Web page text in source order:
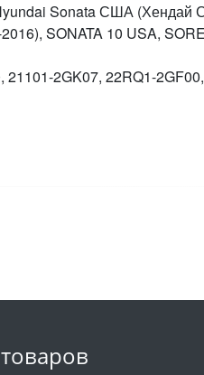
Sonata США (Хендай
SONATA 10 USA,
2GK07, 22RQ1-